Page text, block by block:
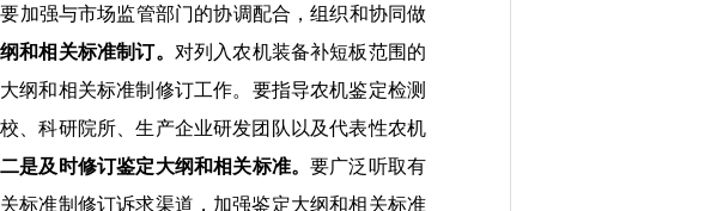
加强与市场监管部门的协调配合，组织和协同做
和相关标准制订。 对列入农机装备补短板范围的
纲和相关标准制修订工作。 要指导农机鉴定检测
、科研院所 、生产企业研发团队 以及代表性农机
二是及时修订鉴定大纲和相关标准。要广泛听取有
标准制修订诉求渠道，加强鉴定大纲和相关标准